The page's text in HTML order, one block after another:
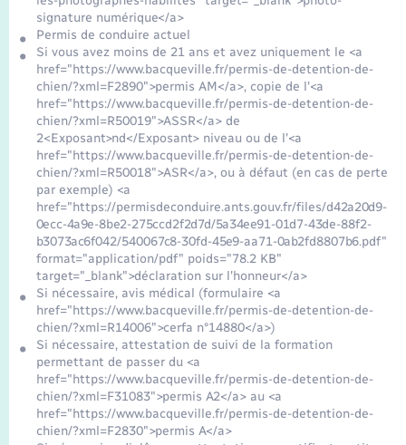
signature numérique</a>
Permis de conduire actuel
Si vous avez moins de 21 ans et avez uniquement le <a
href="https://www.bacqueville.fr/permis-de-detention-de-
chien/?xml=F2890">permis AM</a>, copie de l'<a
href="https://www.bacqueville.fr/permis-de-detention-de-
chien/?xml=R50019">ASSR</a> de
2<Exposant>nd</Exposant> niveau ou de l'<a
href="https://www.bacqueville.fr/permis-de-detention-de-
chien/?xml=R50018">ASR</a>, ou à défaut (en cas de perte
par exemple) <a
href="https://permisdeconduire.ants.gouv.fr/files/d42a20d9-
0ecc-4a9e-8be2-275ccd2f2d7d/5a34ee91-01d7-43de-88f2-
b3073ac6f042/540067c8-30fd-45e9-aa71-0ab2fd8807b6.pdf"
format="application/pdf" poids="78.2 KB"
target="_blank">déclaration sur l'honneur</a>
Si nécessaire, avis médical (formulaire <a
href="https://www.bacqueville.fr/permis-de-detention-de-
chien/?xml=R14006">cerfa n°14880</a>)
Si nécessaire, attestation de suivi de la formation
permettant de passer du <a
href="https://www.bacqueville.fr/permis-de-detention-de-
chien/?xml=F31083">permis A2</a> au <a
href="https://www.bacqueville.fr/permis-de-detention-de-
chien/?xml=F2830">permis A</a>